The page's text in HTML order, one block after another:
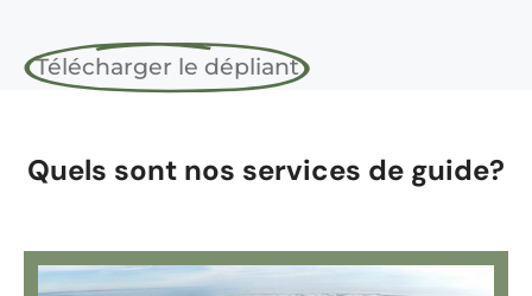
Télécharger le dépliant
Quels sont nos services de guide?